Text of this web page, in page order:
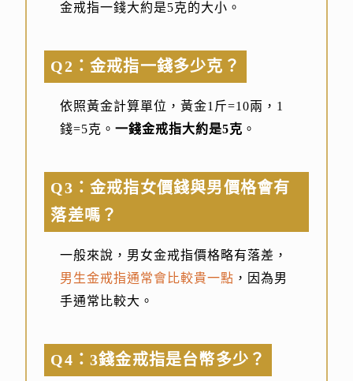
金戒指一錢大約是5克的大小。
Q2：金戒指一錢多少克？
依照黃金計算單位，黃金1斤=10兩，1
錢=5克。一錢金戒指大約是5克 。
Q3：金戒指女價錢與男價格會有
落差嗎？
一般來說，男女金戒指價格略有落差，
男生金戒指通常會比較貴一點 ，因為男
手通常比較大。
Q4：3錢金戒指是台幣多少？